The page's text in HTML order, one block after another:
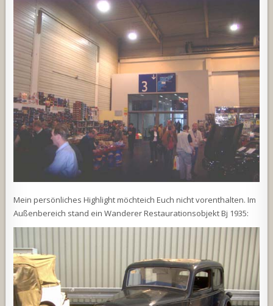
Mein persönliches Highlight möchteich Euch nicht vorenthalten. Im
Außenbereich stand ein Wanderer Restaurationsobjekt Bj 1935: